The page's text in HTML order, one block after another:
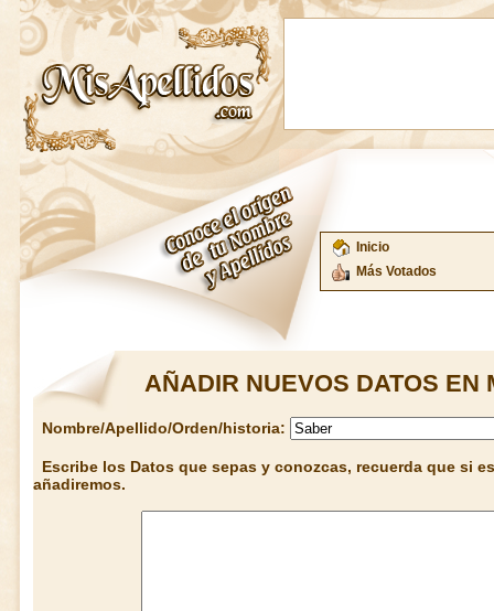
Inicio
Más Votados
AÑADIR NUEVOS DATOS EN
Nombre/Apellido/Orden/historia:
Escribe los Datos que sepas y conozcas, recuerda que si
añadiremos.